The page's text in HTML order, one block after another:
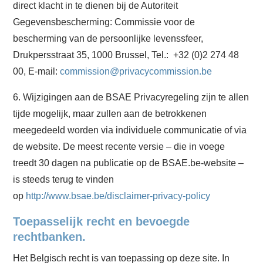
direct klacht in te dienen bij de Autoriteit
Gegevensbescherming: Commissie voor de
bescherming van de persoonlijke levenssfeer,
Drukpersstraat 35, 1000 Brussel, Tel.: +32 (0)2 274 48
00, E-mail:commission@privacycommission.be
6. Wijzigingen aan de BSAE Privacyregeling zijn te allen
tijde mogelijk, maar zullen aan de betrokkenen
meegedeeld worden via individuele communicatie of via
de website. De meest recente versie – die in voege
treedt 30 dagen na publicatie op de BSAE.be-website –
is steeds terug te vinden
op http://www.bsae.be/disclaimer-privacy-policy
Toepasselijk recht en bevoegde
rechtbanken.
Het Belgisch recht is van toepassing op deze site. In